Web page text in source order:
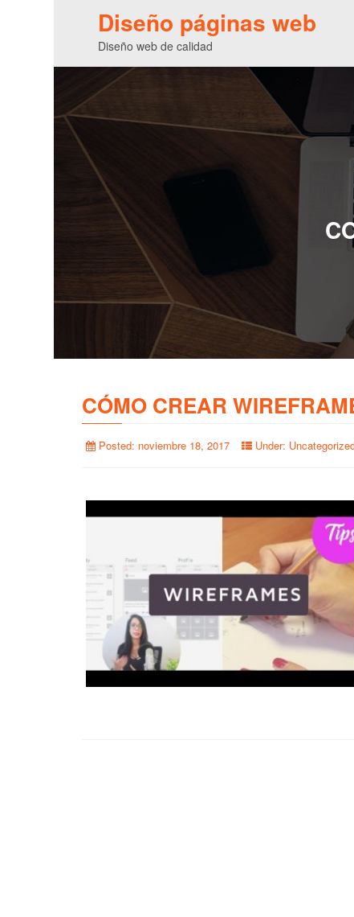
Diseño páginas web
Diseño web de calidad
CÓMO CREAR
Posted: noviembre 18, 2017 Under: